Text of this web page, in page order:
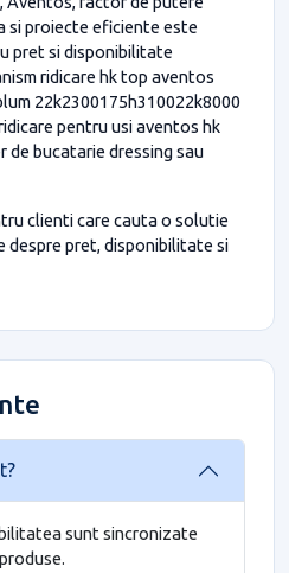
si proiecte eficiente este
pret si disponibilitate
ridicare hk top aventos
22k2300175h310022k8000
pentru usi aventos hk
bucatarie dressing sau
clienti care cauta o solutie
despre pret, disponibilitate si
sunt sincronizate